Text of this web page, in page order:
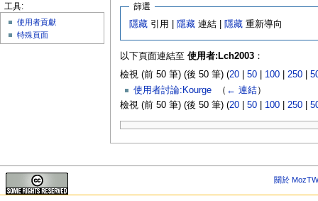
篩選
隱藏 引用 | 隱藏 連結 | 隱藏 重新導向
以下頁面連結至 使用者:Lch2003：
檢視 (前 50 筆) (後 50 筆) (20| 50| 100| 250|
使用者討論:Kourge‎ （ ← 連結）
檢視 (前 50 筆) (後 50 筆) (20| 50| 100| 250|
工具:
使用者貢獻
特殊頁面
關於